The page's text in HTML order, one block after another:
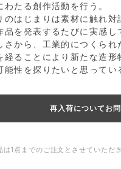
わたる創作活動を行う。
のはじまりは素材に触れ対
品を発表するたびに実感し
さから、工業的につくられ
経ることにより新たな造形
能性を探りたいと思ってい
再入荷についてお
1点までのご注文とさせていただき